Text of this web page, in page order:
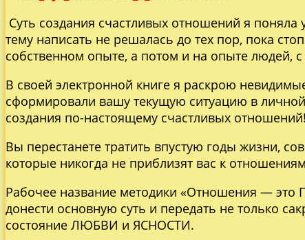
Суть создания счастливых отношений я поняла
тему написать не решалась до тех пор, пока
собственном опыте, а потом и на опыте людей,
В своей электронной книге я раскрою
сформировали вашу текущую ситуацию в
создания по-настоящему счастливых отношений!
Вы перестанете тратить впустую годы жизни,
которые никогда не приблизят вас к
Рабочее название методики «Отношения — это
донести основную суть и передать не только
состояние ЛЮБВИ и ЯСНОСТИ.